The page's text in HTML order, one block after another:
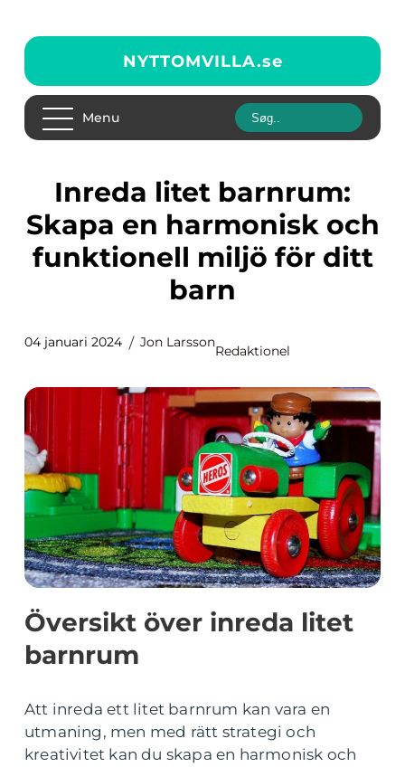
NYTTOMVILLA.se
Menu
Inreda litet barnrum:
Skapa en harmonisk och
funktionell miljö för ditt
barn
04 januari 2024 Jon Larsson
Redaktionel
Översikt över inreda litet
barnrum
Att inreda ett litet barnrum kan vara en
utmaning, men med rätt strategi och
kreativitet kan du skapa en harmonisk och